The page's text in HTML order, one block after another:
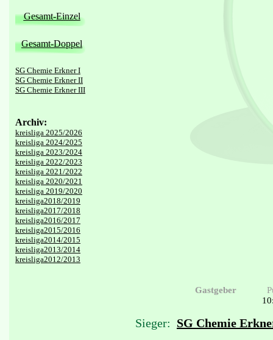
Gesamt-Einzel
Gesamt-Doppel
SG Chemie Erkner I
SG Chemie Erkner II
SG Chemie Erkner III
Archiv:
kreisliga 2025/2026
kreisliga 2024/2025
kreisliga 2023/2024
kreisliga 2022/2023
kreisliga 2021/2022
kreisliga 2020/2021
kreisliga 2019/2020
kreisliga2018/2019
kreisliga2017/2018
kreisliga2016/2017
kreisliga2015/2016
kreisliga2014/2015
kreisliga2013/2014
kreisliga2012/2013
Gastgeber
Sieger: SG Chemie